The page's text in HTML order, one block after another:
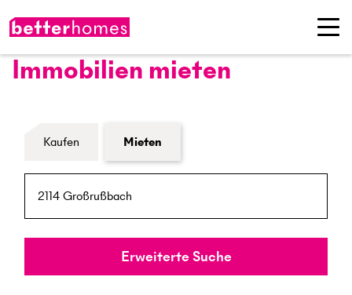
Immobilien mieten
Formular Immobiliensuche
Kaufen Mieten
Umkreis
Erweiterte Suche